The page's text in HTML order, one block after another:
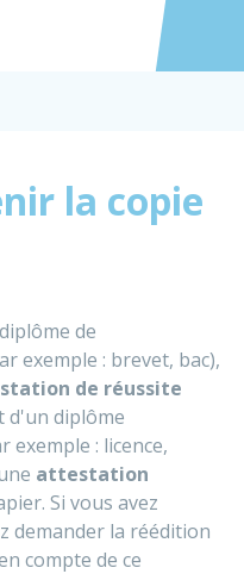
Accéder
la copie
de
exemple : brevet, bac),
de réussite
d'un diplôme
exemple : licence,
attestation
Si vous avez
demander la réédition
compte de ce